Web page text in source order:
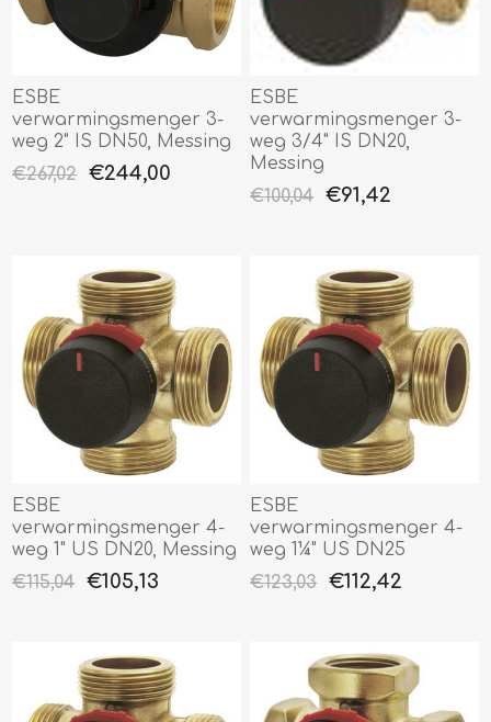
ESBE
verwarmingsmenger 3-
weg 2" IS DN50, Messing
€267,02
€244,00
ESBE
verwarmingsmenger 3-
weg 3/4" IS DN20,
Messing
€100,04
€91,42
ESBE
verwarmingsmenger 4-
weg 1" US DN20, Messing
€115,04
€105,13
ESBE
verwarmingsmenger 4-
weg 1¼" US DN25
€123,03
€112,42